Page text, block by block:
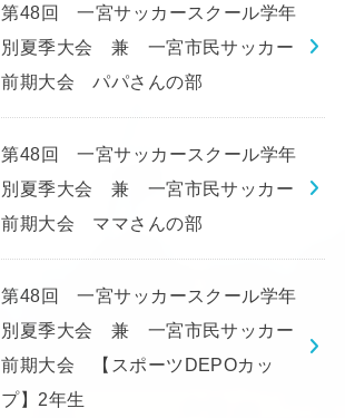
第48回 一宮サッカースクール学年
別夏季大会 兼 一宮市民サッカー
前期大会 パパさんの部
第48回 一宮サッカースクール学年
別夏季大会 兼 一宮市民サッカー
前期大会 ママさんの部
第48回 一宮サッカースクール学年
別夏季大会 兼 一宮市民サッカー
前期大会 【スポーツDEPOカッ
プ】2年生